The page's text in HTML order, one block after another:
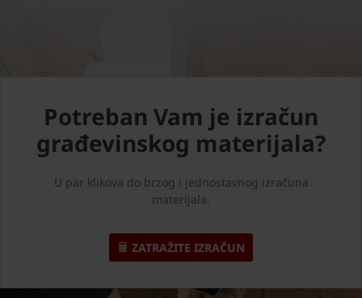
Potreban Vam je izračun
građevinskog materijala?
U par klikova do brzog i jednostavnog izračuna
materijala.
ZATRAŽITE IZRAČUN